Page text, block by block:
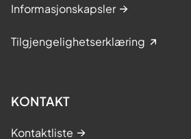
Informasjonskapsler
Tilgjengelighetserklæring
KONTAKT
Kontaktliste